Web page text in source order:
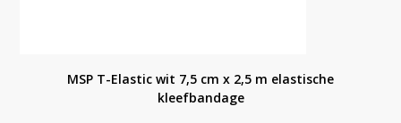
MSP T-Elastic wit 7,5 cm x 2,5 m elastische
kleefbandage